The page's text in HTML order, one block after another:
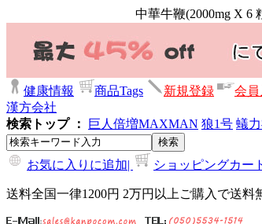
中華牛鞭(2000mg X 6
健康情報 商品Tags 新規登録 会員
漢方会社
検索トップ ：
巨人倍増MAXMAN 狼1号 蟻
お気に入りに追加| ショッピングカー
送料全国一律1200円 2万円以上ご購入で送料